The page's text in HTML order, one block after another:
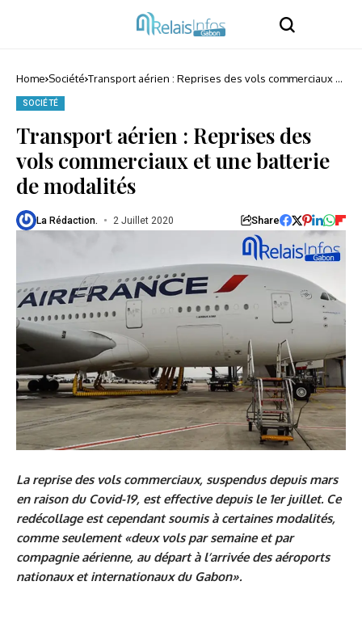
Home Société Transport aérien : Reprises des vols commerciaux et
SOCIÉTÉ
Transport aérien : Reprises des
vols commerciaux et une batterie
de modalités
La Rédaction. 2 Juillet 2020 Share
La reprise des vols commerciaux, suspendus depuis mars
en raison du Covid-19, est effective depuis le 1er juillet. Ce
redécollage est cependant soumis à certaines modalités,
comme seulement «deux vols par semaine et par
compagnie aérienne, au départ à l’arrivée des aéroports
nationaux et internationaux du Gabon».